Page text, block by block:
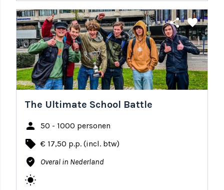
share favorite
The Ultimate School Battle
person 50 - 1000 personen
local_offer € 17,50 p.p. (incl. btw)
where_to_vote Overal in Nederland
wb_sunny